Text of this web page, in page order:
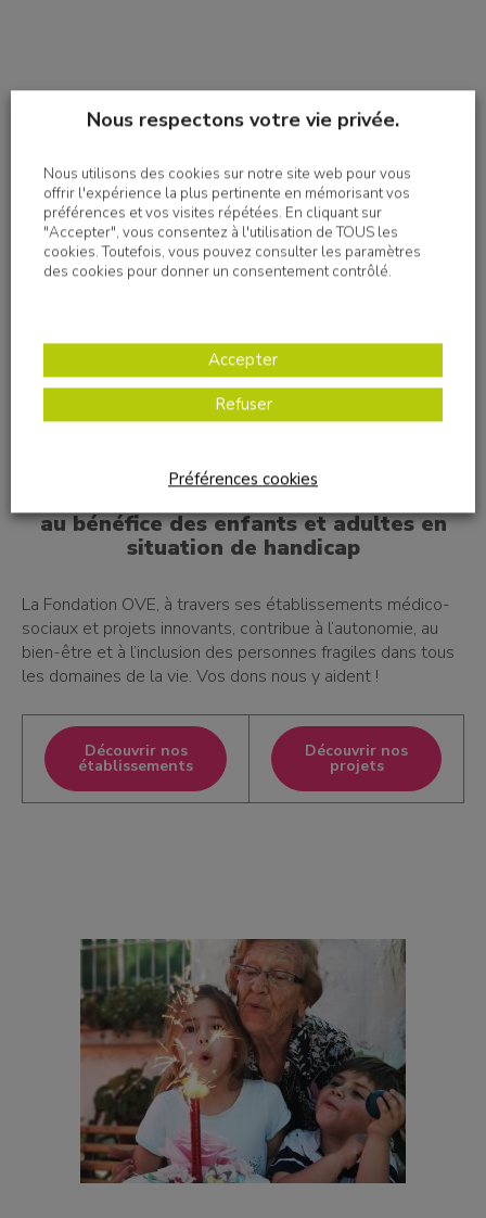
au bénéfice des enfants et adultes en
situation de handicap
La Fondation OVE, à travers ses établissements médico-
sociaux et projets innovants, contribue à l’autonomie, au
bien-être et à l’inclusion des personnes fragiles dans tous
les domaines de la vie. Vos dons nous y aident !
Découvrir nos
établissements
Découvrir nos
projets
Nous respectons votre vie privée.
Nous utilisons des cookies sur notre site web pour vous
offrir l'expérience la plus pertinente en mémorisant vos
préférences et vos visites répétées. En cliquant sur
"Accepter", vous consentez à l'utilisation de TOUS les
cookies. Toutefois, vous pouvez consulter les paramètres
des cookies pour donner un consentement contrôlé.
Accepter
Refuser
Préférences cookies